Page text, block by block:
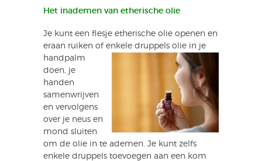
Het inademen van etherische olie
Je kunt een flesje etherische olie openen en
eraan ruiken of enkele druppels olie in je
handpalm
doen, je
handen
samenwrijven
en vervolgens
over je neus en
mond sluiten
om de olie in te ademen. Je kunt zelfs
enkele druppels toevoegen aan een kom